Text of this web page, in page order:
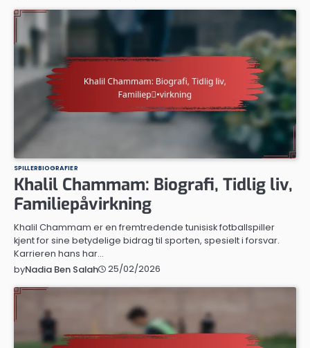
SPILLERBIOGRAFIER
Khalil Chammam: Biografi, Tidlig liv,
Familiepåvirkning
Khalil Chammam er en fremtredende tunisisk fotballspiller
kjent for sine betydelige bidrag til sporten, spesielt i forsvar.
Karrieren hans har…
byNadia Ben Salah 25/02/2026